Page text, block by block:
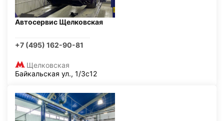
Автосервис Щелковская
+7 (495) 162-90-81
Щелковская
Байкальская ул., 1/3с12